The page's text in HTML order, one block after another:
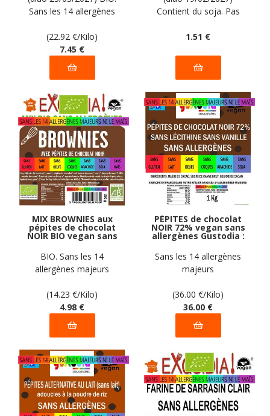
Sans les 14 allergènes
(22.92 €/Kilo)
7.45 €
MEDITERRANEI : 22g
Contient du soja. Pas
déclarés par le fabricant
1.51 €
MIX BROWNIES aux
pépites de chocolat
NOIR BIO vegan sans
allergènes sans maïs
Exquidia : 350
grammes
BIO. Sans les 14
allergènes majeurs
(14.23 €/Kilo)
4.98 €
PÉPITES de chocolat
NOIR 72% vegan sans
allergènes Gustodia :
Sans les 14 allergènes
majeurs
(36.00 €/Kilo)
36.00 €